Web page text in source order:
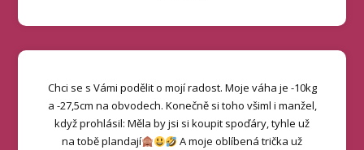
Chci se s Vámi podělit o mojí radost. Moje váha je -10kg
a -27,5cm na obvodech. Konečně si toho všiml i manžel,
když prohlásil: Měla by jsi si koupit spoďáry, tyhle už
na tobě plandají
A moje oblíbená trička už